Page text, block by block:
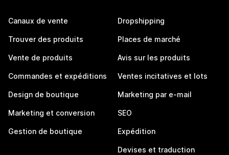
Canaux de vente
Trouver des produits
Vente de produits
Commandes et expéditions
Design de boutique
Marketing et conversion
Gestion de boutique
Dropshipping
Places de marché
Avis sur les produits
Ventes incitatives et lots
Marketing par e-mail
SEO
Expédition
Devises et traduction